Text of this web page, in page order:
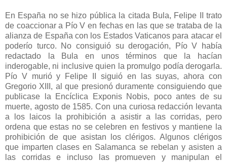
En España no se hizo pública la citada Bula, Felipe II trato
de coaccionar a Pío V en fechas en las que se trataba de la
alianza de España con los Estados Vaticanos para atacar el
poderío turco. No consiguió su derogación, Pío V había
redactado la Bula en unos términos que la hacían
inderogable, ni inclusive quien la promulgo podía derogarla.
Pío V murió y Felipe II siguió en las suyas, ahora con
Gregorio XIII, al que presionó duramente consiguiendo que
publicase la Encíclica Exponis Nobis, poco antes de su
muerte, agosto de 1585. Con una curiosa redacción levanta
a los laicos la prohibición a asistir a las corridas, pero
ordena que estas no se celebren en festivos y mantiene la
prohibición de que asistan los clérigos. Algunos clérigos
que imparten clases en Salamanca se rebelan y asisten a
las corridas e incluso las promueven y manipulan el